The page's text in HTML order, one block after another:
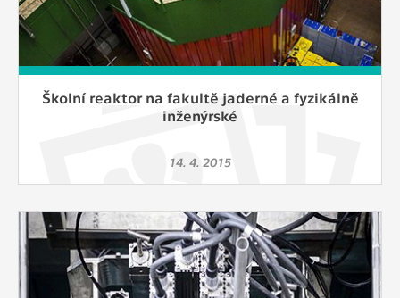
Školní reaktor na fakultě jaderné a fyzikálně
inženýrské
14. 4. 2015